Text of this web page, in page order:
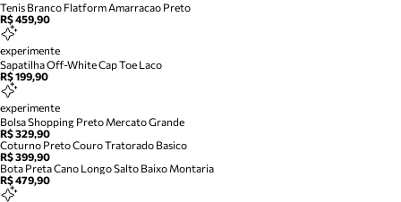
Tenis Branco Flatform Amarracao Preto
R$ 459,90
experimente
Sapatilha Off-White Cap Toe Laco
R$ 199,90
experimente
Bolsa Shopping Preto Mercato Grande
R$ 329,90
Coturno Preto Couro Tratorado Basico
R$ 399,90
Bota Preta Cano Longo Salto Baixo Montaria
R$ 479,90